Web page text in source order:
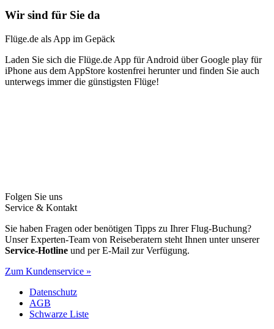
Wir sind für Sie da
Flüge.de als App im Gepäck
Laden Sie sich die Flüge.de App für Android über Google play für
iPhone aus dem AppStore kostenfrei herunter und finden Sie auch
unterwegs immer die günstigsten Flüge!
Folgen Sie uns
Service & Kontakt
Sie haben Fragen oder benötigen Tipps zu Ihrer Flug-Buchung?
Unser Experten-Team von Reiseberatern steht Ihnen unter unserer
Service-Hotline und per E-Mail zur Verfügung.
Zum Kundenservice »
Datenschutz
AGB
Schwarze Liste